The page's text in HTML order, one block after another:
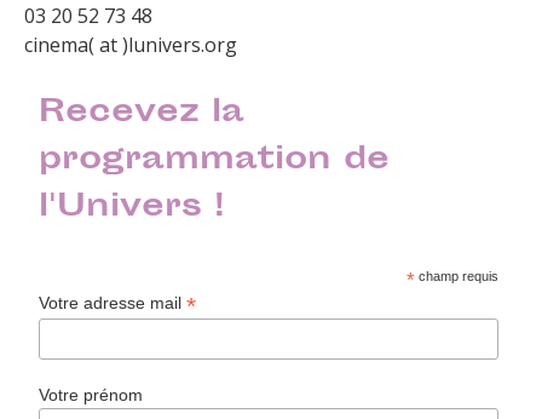
03 20 52 73 48
cinema( at )lunivers.org
Recevez la
programmation de
l'Univers !
* champ requis
Votre adresse mail*
Votre prénom